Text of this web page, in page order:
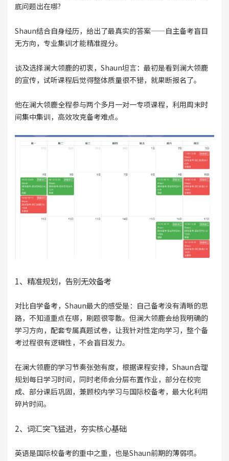
底问题出在哪?
Shaun结合自身经历，给出了最真实的答案——自主备考盲目
无方向，专业集训才能精准提分。
谈及选择澜大领鹿的初衷，Shaun坦言：最初是看到澜大领鹿
的宣传，试听课程后觉得整体质量很不错，就果断报名了。
他在澜大领鹿全程参与两个多月一对一专项课程，利用周末时
间集中集训，高效攻克备考难点。
1、精准规划，告别无效备考
对比自学备考，Shaun最大的感受是：自己备考没有清晰的思
路，不知道重点在哪，刷题很零散。但澜大领鹿会给我明确的
学习方向，配套专属真题试卷，让我针对性定向学习，整个备
考过程很有逻辑性，不会盲目发力。
在澜大领鹿的学习节奏张弛有度，根据课程安排，Shaun合理
规划每日学习时间，同时老师会分层布置作业，部分在校完
成、部分课后巩固，兼顾校内学习与国际校备考，最大化利用
碎片时间。
2、词汇突飞猛进，夯实核心基础
英语是国际校备考的重中之重，也是Shaun前期的薄弱项。